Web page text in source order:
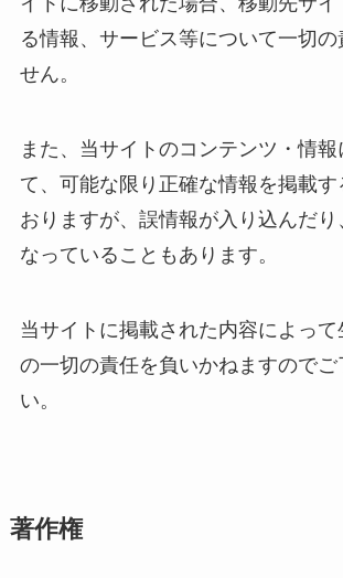
る情報、サービス等について一切の
せん。
また、当サイトのコンテンツ・情報
て、可能な限り正確な情報を掲載す
おりますが、誤情報が入り込んだり
なっていることもあります。
当サイトに掲載された内容によっ
の一切の責任を負いかねますのでご
い。
著作権